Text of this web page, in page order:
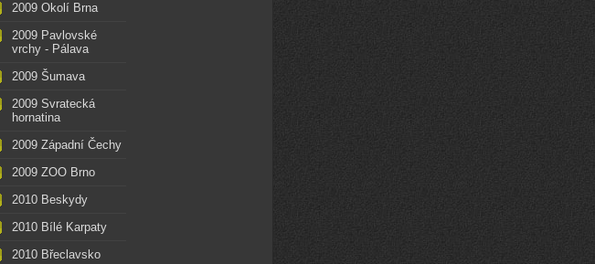
2009 Okolí Brna
2009 Pavlovské
vrchy - Pálava
2009 Šumava
2009 Svratecká
hornatina
2009 Západní Čechy
2009 ZOO Brno
2010 Beskydy
2010 Bílé Karpaty
2010 Břeclavsko